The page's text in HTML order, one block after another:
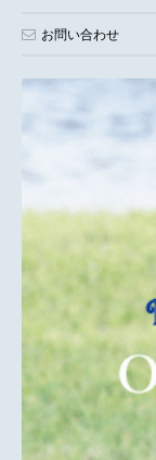
お問い合わせ